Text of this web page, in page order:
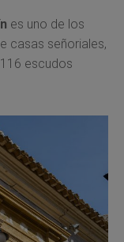
es uno de los
casas señoriales,
escudos